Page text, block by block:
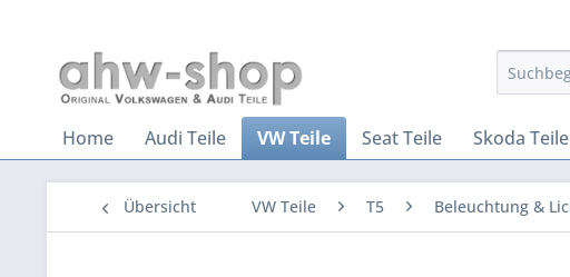
Home Audi Teile VW Teile Seat Teile Skoda Teile
Übersicht VW Teile T5 Beleuchtung &